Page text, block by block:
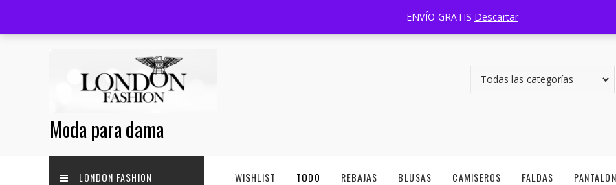
ENVÍO GRATIS Descartar
Carretera Zapotlanejo 1351 Lomas del Camichin, 45403, Tlaquepaque
Moda para dama
LONDON FASHION WISHLIST TODO REBAJAS BLUSAS CAMISEROS FALDAS